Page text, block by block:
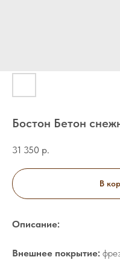
Бостон Бетон
31 350 р.
В
Описание:
Внешнее покрытие: